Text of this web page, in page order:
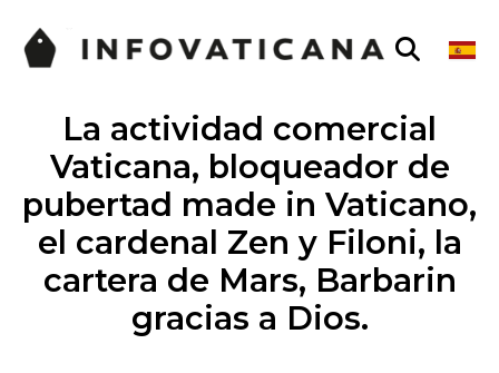
La actividad comercial
Vaticana, bloqueador de
pubertad made in Vaticano,
el cardenal Zen y Filoni, la
cartera de Mars, Barbarin
gracias a Dios.